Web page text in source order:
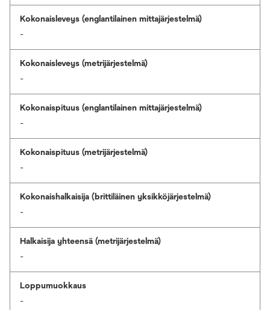
Kokonaisleveys (englantilainen mittajärjestelmä)
-
Kokonaisleveys (metrijärjestelmä)
-
Kokonaispituus (englantilainen mittajärjestelmä)
-
Kokonaispituus (metrijärjestelmä)
-
Kokonaishalkaisija (brittiläinen yksikköjärjestelmä)
-
Halkaisija yhteensä (metrijärjestelmä)
-
Loppumuokkaus
-